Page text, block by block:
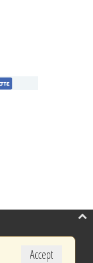
Accept